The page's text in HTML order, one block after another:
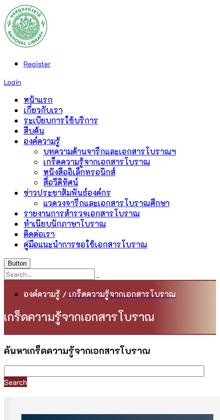
Register
Login
หน้าแรก
เกี่ยวกับเรา
ระเบียบการใช้บริการ
สืบค้น
องค์ความรู้
บทความด้านจารึกและเอกสารโบราณฯ
เกร็ดความรู้จากเอกสารโบราณ
หนังสืออิเล็กทรอนิกส์
สื่อวีดิทัศน์
ข่าวประชาสัมพันธ์องค์กร
แวดวงจารึกและเอกสารโบราณศึกษา
รายงานการสำรวจเอกสารโบราณ
ทำเนียบนักภาษาโบราณ
ติดต่อเรา
คู่มือแนะนำการขอใช้เอกสารโบราณ
Button
องค์ความรู้ / เกร็ดความรู้จากเอกสารโบราณ
เกร็ดความรู้จากเอกสารโบราณ
ค้นหาเกร็ดความรู้จากเอกสารโบราณ
Search